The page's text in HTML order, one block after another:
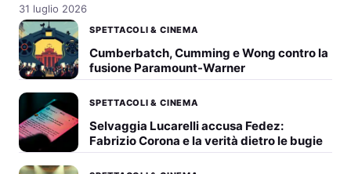
31 luglio 2026
SPETTACOLI & CINEMA
Cumberbatch, Cumming e Wong contro la
fusione Paramount-Warner
SPETTACOLI & CINEMA
Selvaggia Lucarelli accusa Fedez:
Fabrizio Corona e la verità dietro le bugie